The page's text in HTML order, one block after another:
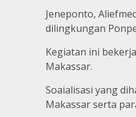
Jeneponto,
dilingkungan
Kegiatan ini
Makassar.
Soaialisasi yang
Makassar serta